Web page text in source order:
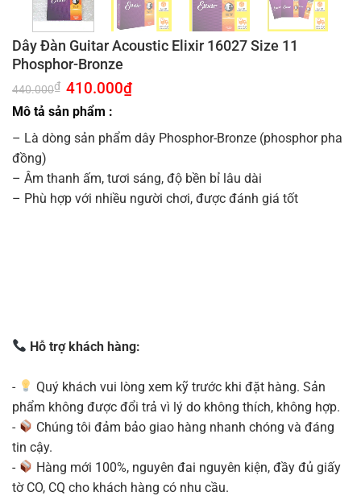
Dây Đàn Guitar Acoustic Elixir 16027 Size 11
Phosphor-Bronze
440.000₫ Giá
gốc
là:
440.000₫.
410.000₫Giá
410.000₫.
Mô tả sản phẩm :
– Là dòng sản phẩm dây Phosphor-Bronze (phosphor pha
đồng)
– Âm thanh ấm, tươi sáng, độ bền bỉ lâu dài
– Phù hợp với nhiều người chơi, được đánh giá tốt
Hỗ trợ khách hàng:
-
Quý khách vui lòng xem kỹ trước khi đặt hàng. Sản
phẩm không được đổi trả vì lý do không thích, không hợp.
-
Chúng tôi đảm bảo giao hàng nhanh chóng và đáng
tin cậy.
-
Hàng mới 100%, nguyên đai nguyên kiện, đầy đủ giấy
tờ CO, CQ cho khách hàng có nhu cầu.